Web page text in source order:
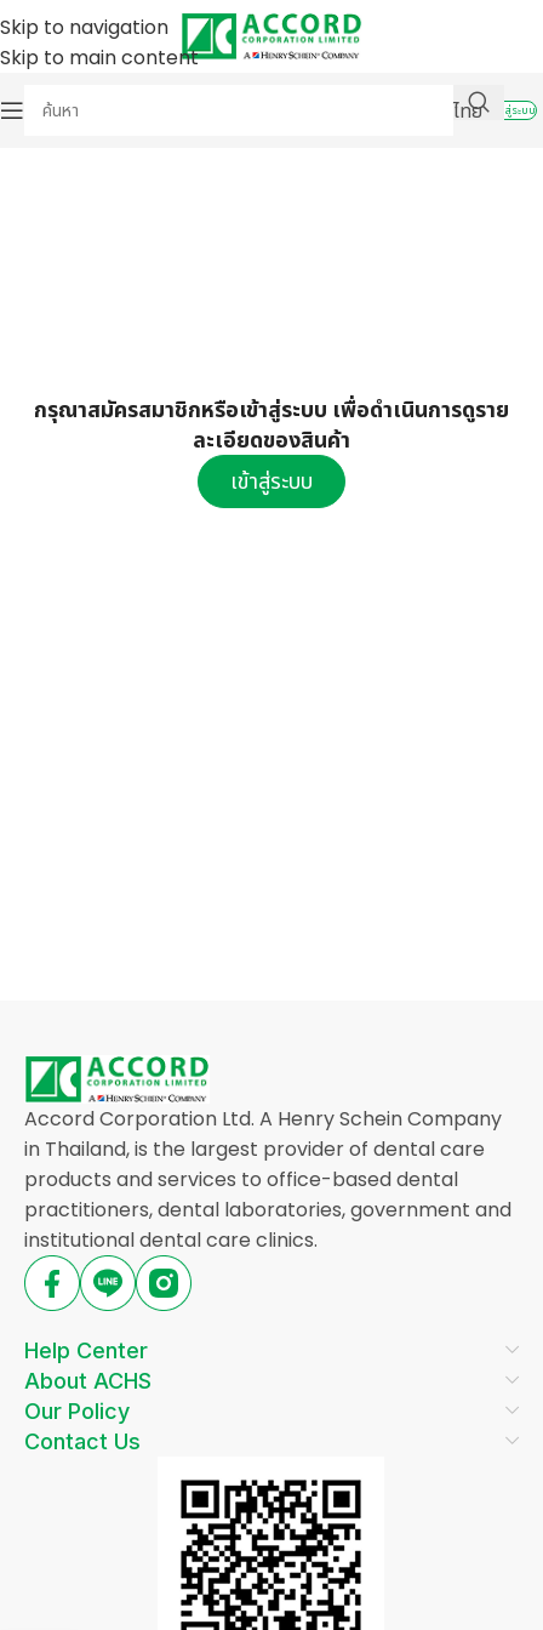
Skip to navigation
Skip to main content
ไทย
เข้าสู่ระบบ
กรุณาสมัครสมาชิกหรือเข้าสู่ระบบ เพื่อดำเนินการดูราย
ละเอียดของสินค้า
เข้าสู่ระบบ
Accord Corporation Ltd. A Henry Schein Company
in Thailand, is the largest provider of dental care
products and services to office-based dental
practitioners, dental laboratories, government and
institutional dental care clinics.
Help Center
About ACHS
Our Policy
Contact Us